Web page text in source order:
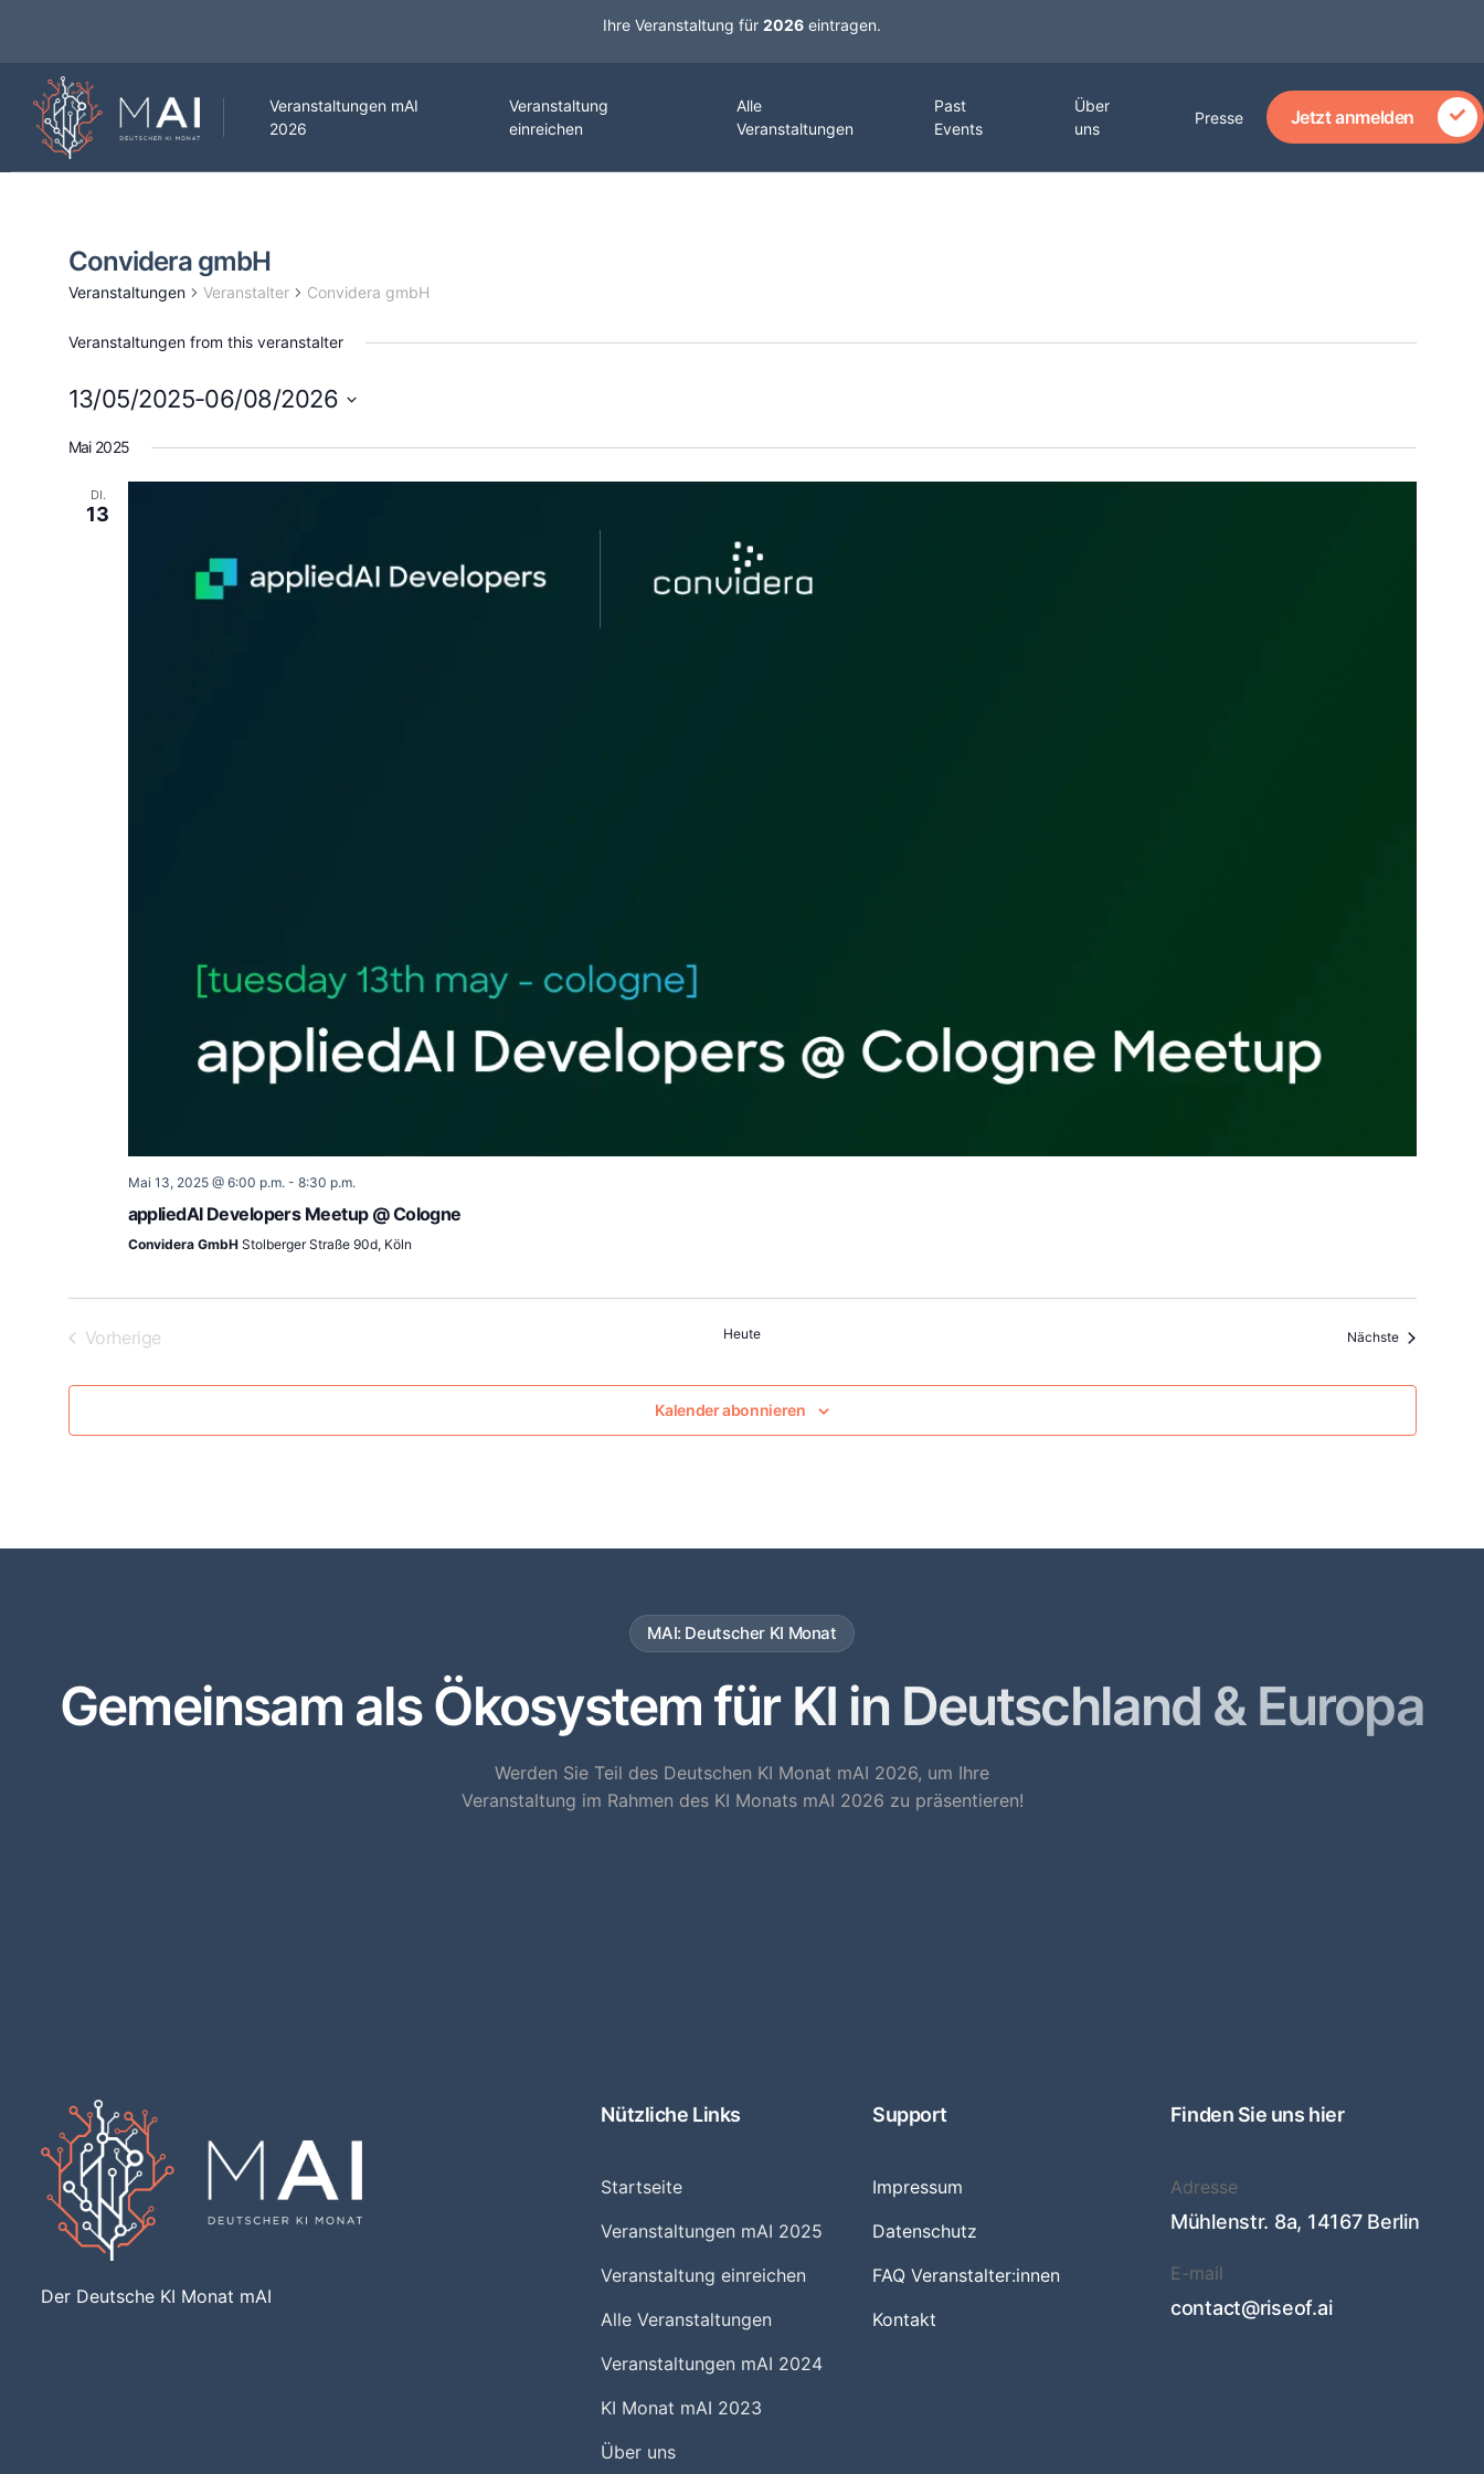
Ihre Veranstaltung für 2026 eintragen.
Veranstaltungen mAI
2026
Veranstaltung
einreichen
Alle
Veranstaltungen
Past
Events
Über
uns
Presse Jetzt anmelden
Convidera gmbH
Veranstaltungen Veranstalter Convidera gmbH
Veranstaltungen from this veranstalter
13/05/2025-06/08/2026
wählen.
Mai 2025
DI.
13
Mai 13, 2025 @ 6:00 p.m.- 8:30 p.m.
appliedAI Developers Meetup @ Cologne
Convidera GmbH Stolberger Straße 90d, Köln
VorherigeVeranstaltungen Heute Nächste
Kalender abonnieren
MAI: Deutscher KI Monat
Gemeinsam als Ökosystem für KI in Deutschland & Europa
Werden Sie Teil des Deutschen KI Monat mAI 2026, um Ihre
Veranstaltung im Rahmen des KI Monats mAI 2026 zu präsentieren!
Der Deutsche KI Monat mAI
Nützliche Links
Startseite
Veranstaltungen mAI 2025
Veranstaltung einreichen
Alle Veranstaltungen
Veranstaltungen mAI 2024
KI Monat mAI 2023
Über uns
Support
Impressum
Datenschutz
FAQ Veranstalter:innen
Kontakt
Finden Sie uns hier
Adresse
Mühlenstr. 8a, 14167 Berlin
E-mail
contact@riseof.ai